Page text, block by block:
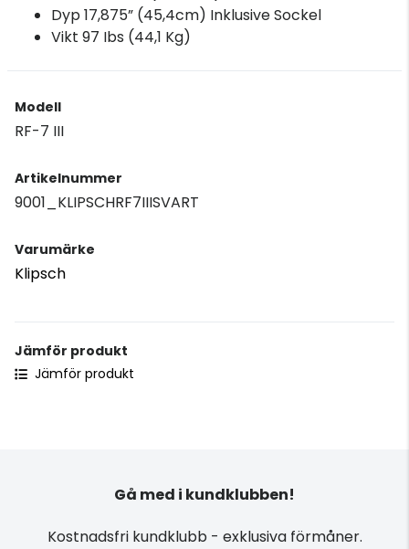
Dyp 17,875” (45,4cm) Inklusive Sockel
Vikt 97 Ibs (44,1 Kg)
Modell
RF-7 III
Artikelnummer
9001_KLIPSCHRF7IIISVART
Varumärke
Klipsch
Jämför produkt
Jämför produkt
Gå med i kundklubben!
Kostnadsfri kundklubb - exklusiva förmåner.